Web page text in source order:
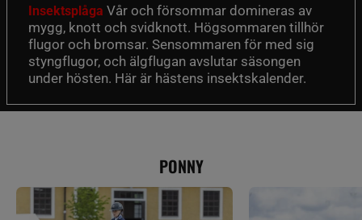
Insektsplåga Vår och försommar domineras av
mygg, knott och svidknott. Högsommaren tillhör
flugor och bromsar. Sensommaren för med sig
styngflugor, och älgflugan avslutar säsongen
under hösten. Här är hästens insektskalender.
PONNY